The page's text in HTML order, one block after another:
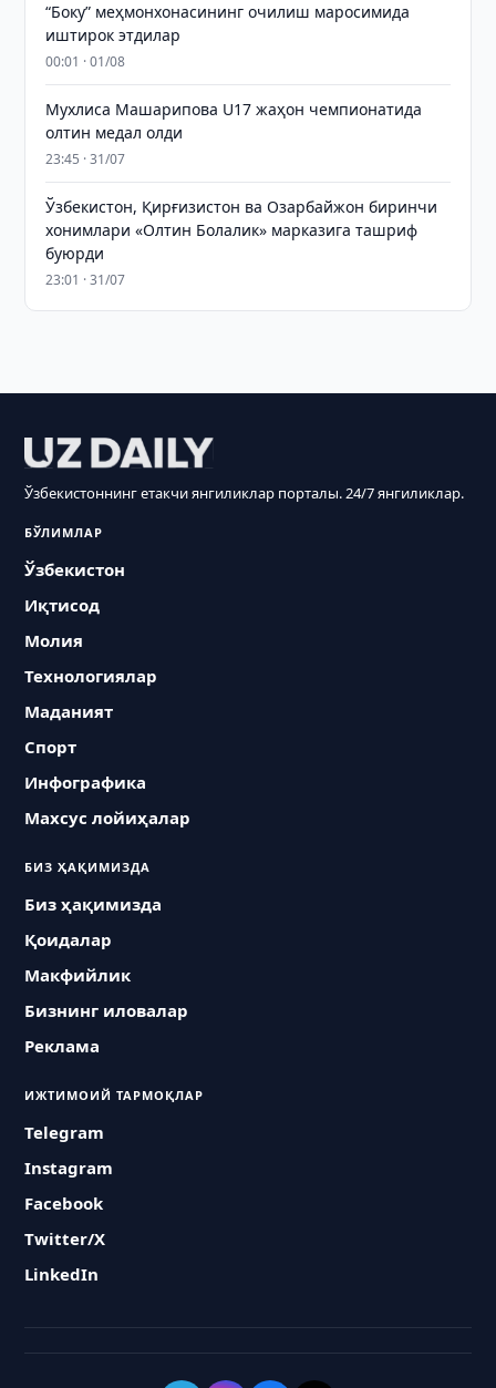
“Боку” меҳмонхонасининг очилиш маросимида
иштирок этдилар
00:01 · 01/08
Мухлиса Машарипова U17 жаҳон чемпионатида
олтин медал олди
23:45 · 31/07
Ўзбекистон, Қирғизистон ва Озарбайжон биринчи
хонимлари «Олтин Болалик» марказига ташриф
буюрди
23:01 · 31/07
Ўзбекистоннинг етакчи янгиликлар порталы. 24/7 янгиликлар.
БЎЛИМЛАР
Ўзбекистон
Иқтисод
Молия
Технологиялар
Маданият
Спорт
Инфографика
Махсус лойиҳалар
БИЗ ҲАҚИМИЗДА
Биз ҳақимизда
Қоидалар
Макфийлик
Бизнинг иловалар
Реклама
ИЖТИМОИЙ ТАРМОҚЛАР
Telegram
Instagram
Facebook
Twitter/X
LinkedIn